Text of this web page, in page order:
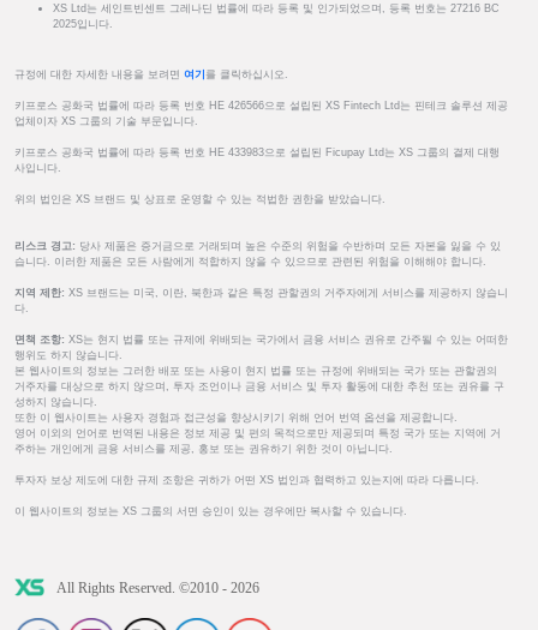
XS Ltd는 세인트빈센트 그레나딘 법률에 따라 등록 및 인가되었으며, 등록 번호는 27216 BC
2025입니다.
규정에 대한 자세한 내용을 보려면 여기 를 클릭하십시오.
키프로스 공화국 법률에 따라 등록 번호 HE 426566으로 설립된 XS Fintech Ltd는 핀테크 솔루션 제공
업체이자 XS 그룹의 기술 부문입니다.
키프로스 공화국 법률에 따라 등록 번호 HE 433983으로 설립된 Ficupay Ltd는 XS 그룹의 결제 대행
사입니다.
위의 법인은 XS 브랜드 및 상표로 운영할 수 있는 적법한 권한을 받았습니다.
리스크 경고: 당사 제품은 증거금으로 거래되며 높은 수준의 위험을 수반하며 모든 자본을 잃을 수 있
습니다. 이러한 제품은 모든 사람에게 적합하지 않을 수 있으므로 관련된 위험을 이해해야 합니다.
지역 제한: XS 브랜드는 미국, 이란, 북한과 같은 특정 관할권의 거주자에게 서비스를 제공하지 않습니
다.
면책 조항: XS는 현지 법률 또는 규제에 위배되는 국가에서 금융 서비스 권유로 간주될 수 있는 어떠한
행위도 하지 않습니다.
본 웹사이트의 정보는 그러한 배포 또는 사용이 현지 법률 또는 규정에 위배되는 국가 또는 관할권의
거주자를 대상으로 하지 않으며, 투자 조언이나 금융 서비스 및 투자 활동에 대한 추천 또는 권유를 구
성하지 않습니다.
또한 이 웹사이트는 사용자 경험과 접근성을 향상시키기 위해 언어 번역 옵션을 제공합니다.
영어 이외의 언어로 번역된 내용은 정보 제공 및 편의 목적으로만 제공되며 특정 국가 또는 지역에 거
주하는 개인에게 금융 서비스를 제공, 홍보 또는 권유하기 위한 것이 아닙니다.
투자자 보상 제도에 대한 규제 조항은 귀하가 어떤 XS 법인과 협력하고 있는지에 따라 다릅니다.
이 웹사이트의 정보는 XS 그룹의 서면 승인이 있는 경우에만 복사할 수 있습니다.
All Rights Reserved. ©2010 - 2026